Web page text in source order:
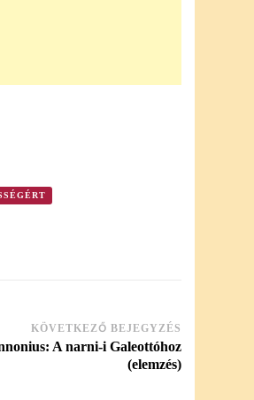
KÖVETKEZŐ BEJEGYZÉS
A narni-i Galeottóhoz
(elemzés)